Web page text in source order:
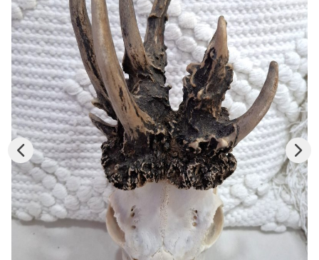
Konkursy
Konkursy
Regulamin krzyżówki
Galeria
Stałe rubryki
Prawo łowieckie
Kynologia łowiecka
Broń, amunicja, optyka i akcesoria
W myśliwskiej kuchni